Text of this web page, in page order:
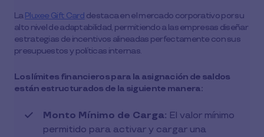
LaPluxee Gift Card destaca en el mercado corporativo por su
alto nivel de adaptabilidad, permitiendo a las empresas diseñar
estrategias de incentivos alineadas perfectamente con sus
presupuestos y políticas internas.
Los límites financieros para la asignación de saldos
están estructurados de la siguiente manera:
Monto Mínimo de Carga: El valor mínimo
permitido para activar y cargar una